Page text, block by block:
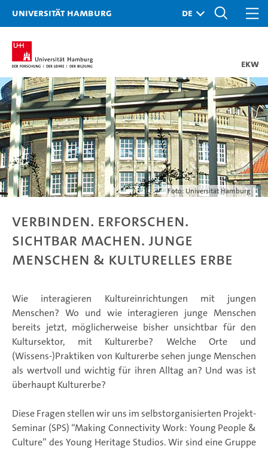
Universität Hamburg
EKW
Foto: Universität Hamburg
Verbinden. Erforschen.
Sichtbar machen. Junge
Menschen & kulturelles Erbe
Wie interagieren Kultureinrichtungen mit jungen
Menschen? Wo und wie interagieren junge Menschen
bereits jetzt, möglicherweise bisher unsichtbar für den
Kultursektor, mit Kulturerbe? Welche Orte und
(Wissens-)Praktiken von Kulturerbe sehen junge Menschen
als wertvoll und wichtig für ihren Alltag an? Und was ist
überhaupt Kulturerbe?
Diese Fragen stellen wir uns im selbstorganisierten Projekt-
Seminar (SPS) “Making Connectivity Work: Young People &
Culture” des Young Heritage Studios. Wir sind eine Gruppe